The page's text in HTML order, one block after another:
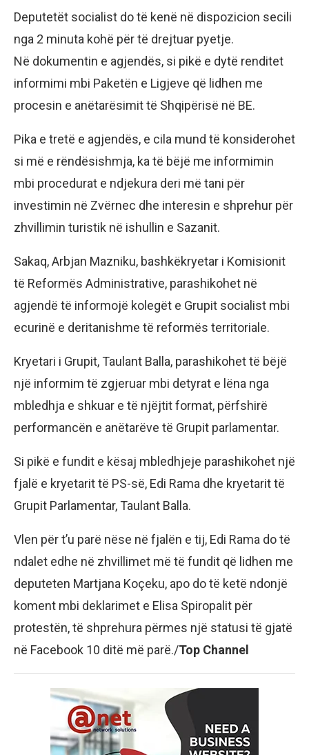
Deputetët socialist do të kenë në dispozicion secili
nga 2 minuta kohë për të drejtuar pyetje.
Në dokumentin e agjendës, si pikë e dytë renditet
informimi mbi Paketën e Ligjeve që lidhen me
procesin e anëtarësimit të Shqipërisë në BE.
Pika e tretë e agjendës, e cila mund të konsiderohet
si më e rëndësishmja, ka të bëjë me informimin
mbi procedurat e ndjekura deri më tani për
investimin në Zvërnec dhe interesin e shprehur për
zhvillimin turistik në ishullin e Sazanit.
Sakaq, Arbjan Mazniku, bashkëkryetar i Komisionit
të Reformës Administrative, parashikohet në
agjendë të informojë kolegët e Grupit socialist mbi
ecurinë e deritanishme të reformës territoriale.
Kryetari i Grupit, Taulant Balla, parashikohet të bëjë
një informim të zgjeruar mbi detyrat e lëna nga
mbledhja e shkuar e të njëjtit format, përfshirë
performancën e anëtarëve të Grupit parlamentar.
Si pikë e fundit e kësaj mbledhjeje parashikohet një
fjalë e kryetarit të PS-së, Edi Rama dhe kryetarit të
Grupit Parlamentar, Taulant Balla.
Vlen për t’u parë nëse në fjalën e tij, Edi Rama do të
ndalet edhe në zhvillimet më të fundit që lidhen me
deputeten Martjana Koçeku, apo do të ketë ndonjë
koment mbi deklarimet e Elisa Spiropalit për
protestën, të shprehura përmes një statusi të gjatë
në Facebook 10 ditë më parë./Top Channel